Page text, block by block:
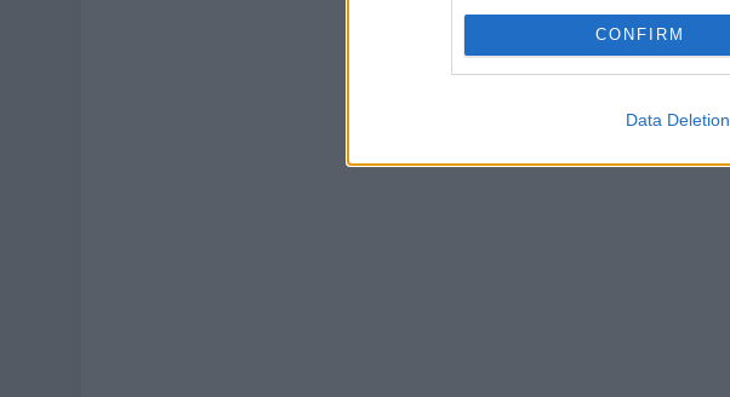
CONFIRM
Data Deletion